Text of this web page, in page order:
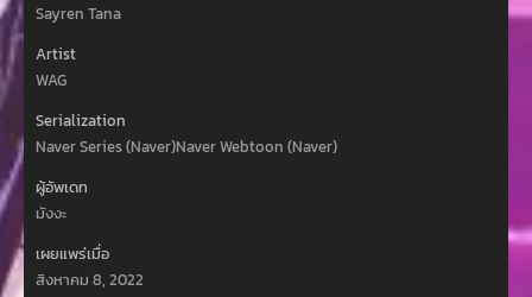
Sayren Tana
Artist
WAG
Serialization
Naver Series (Naver)Naver Webtoon (Naver)
ผู้อัพเดท
มังงะ
เผยแพร่เมื่อ
สิงหาคม 8, 2022